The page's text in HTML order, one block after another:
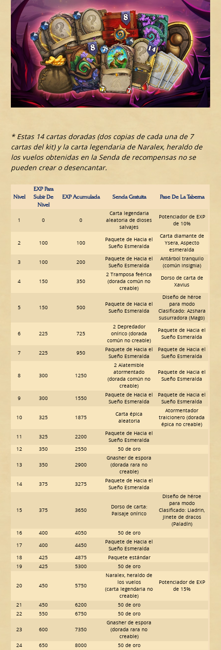
* Estas 14 cartas doradas (dos copias de cada una de 7
cartas del kit) y la carta legendaria de Naralex, heraldo de
los vuelos obtenidas en la Senda de recompensas no se
pueden crear o desencantar.
Nivel
EXP Para
Subir De
Nivel
EXP Acumulada Senda Gratuita Pase De La Taberna
1 0 0
Carta legendaria
aleatoria de dioses
salvajes
Potenciador de EXP
de 10%
2 100 100
Paquete de Hacia el
Sueño Esmeralda
Carta diamante de
Ysera, Aspecto
esmeralda
3
100 200
Paquete de Hacia el
Sueño Esmeralda
Antárbol tranquilo
(común insignia)
4 150 350
2 Tramposa feérica
(dorada común no
creable)
Dorso de carta de
Xavius
5 150 500
Paquete de Hacia el
Sueño Esmeralda
Diseño de héroe
para modo
Clasificado: Azshara
susurradora (Mago)
6 225 725
2 Depredador
onírico (dorada
común no creable)
Paquete de Hacia el
Sueño Esmeralda
7 225 950
Paquete de Hacia el
Sueño Esmeralda
Paquete de Hacia el
Sueño Esmeralda
8 300 1250
2 Alatemible
atormentado
(dorada común no
creable)
Paquete de Hacia el
Sueño Esmeralda
9 300 1550
Paquete de Hacia el
Sueño Esmeralda
Paquete de Hacia el
Sueño Esmeralda
10 325 1875
Carta épica
aleatoria
Atormentador
traicionero (dorada
épica no creable)
11
325 2200
Paquete de Hacia el
Sueño Esmeralda
12
350 2550 50 de oro
13 350 2900
Gnasher de espora
(dorada rara no
creable)
14
375 3275
Paquete de Hacia el
Sueño Esmeralda
15 375 3650
Dorso de carta:
Paisaje onírico
Diseño de héroe
para modo
Clasificado: Liadrin,
jinete de dracos
(Paladín)
16
400 4050
50 de oro
17
400 4450
Paquete de Hacia el
Sueño Esmeralda
18
425 4875
Paquete estándar
19
425 5300 50 de oro
20 450 5750
Naralex, heraldo de
los vuelos
(carta legendaria no
creable)
Potenciador de EXP
de 15%
21 450 6200
50 de oro
22
550 6750 50 de oro
23 600 7350
Gnasher de espora
(dorada rara no
creable)
24
650 8000 50 de oro